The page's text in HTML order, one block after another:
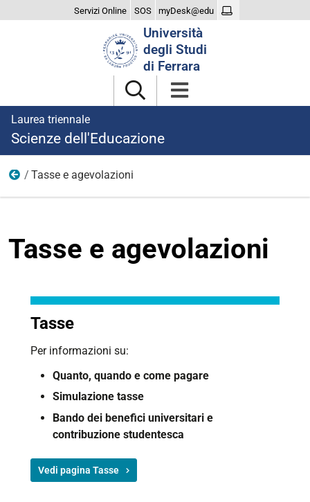
Servizi Online SOS myDesk@edu
Università
degli Studi
di Ferrara
Laurea triennale
Scienze dell'Educazione
Studiare
Tasse e agevolazioni
Tasse e agevolazioni
Tasse
Per informazioni su:
Quanto, quando e come pagare
Simulazione tasse
Bando dei benefici universitari e
contribuzione studentesca
Vedi pagina Tasse